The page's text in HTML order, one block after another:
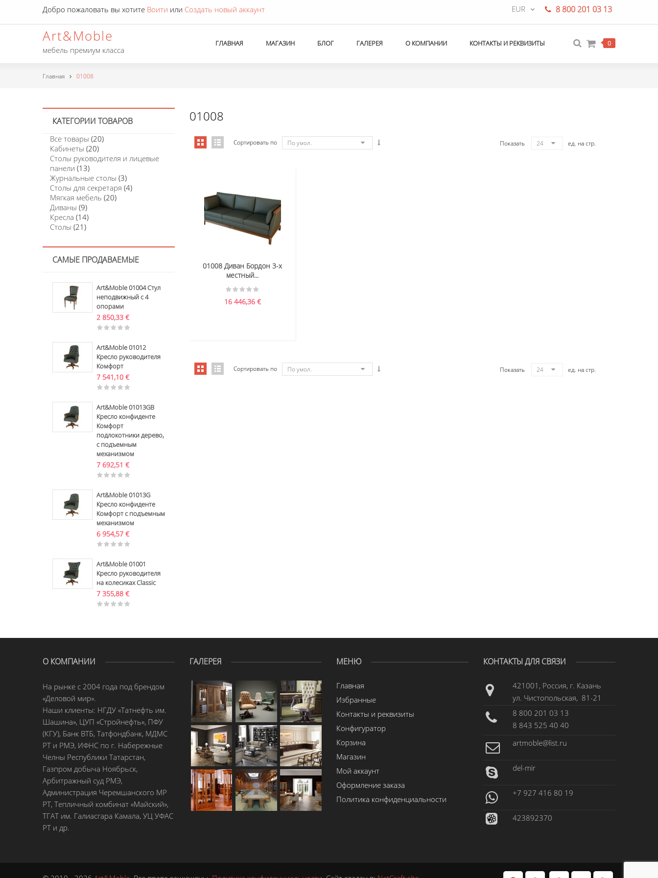
Добро пожаловать вы хотите Воити или Создать новый аккаунт 8 800 201 03 13
EUR
Art&Moble
мебель премиум класса
0
ГЛАВНАЯ МАГАЗИН БЛОГ ГАЛЕРЕЯ О КОМПАНИИ КОНТАКТЫ И РЕКВИЗИТЫ
Главная 01008
КАТЕГОРИИ ТОВАРОВ
Все товары (20)
Кабинеты (20)
Столы руководителя и лицевые
панели (13)
Журнальные столы (3)
Столы для секретаря (4)
Мягкая мебель (20)
Диваны (9)
Кресла (14)
Столы (21)
САМЫЕ ПРОДАВАЕМЫЕ
Art&Moble 01004 Стул
неподвижный с 4
опорами
2 850,33 €
Art&Moble 01012
Кресло руководителя
Комфорт
7 541,10 €
Art&Moble 01013GB
Кресло конфиденте
Комфорт
подлокотники дерево,
с подъемным
механизмом
7 692,51 €
Art&Moble 01013G
Кресло конфиденте
Комфорт с подъемным
механизмом
6 954,57 €
Art&Moble 01001
Кресло руководителя
на колесиках Classic
7 355,88 €
01008
Сортировать по По умол. Показать 24 ед. на стр.
01008 Диван Бордон 3-х
местный...
16 446,36 €
Сортировать по По умол. Показать 24 ед. на стр.
О КОМПАНИИ
На рынке с 2004 года под брендом
«Деловой мир».
Наши клиенты: НГДУ «Татнефть им.
Шашина», ЦУП «Стройнефть», ПФУ
(КГУ), Банк ВТБ, Татфондбанк, МДМС
РТ и РМЭ, ИФНС по г. Набережные
Челны Республики Татарстан,
Газпром добыча Ноябрьск,
Арбитражный суд РМЭ,
Администрация Черемшанского МР
РТ, Тепличный комбинат «Майский»,
ТГАТ им. Галиасгара Камала, УЦ УФАС
РТ и др.
ГАЛЕРЕЯ МЕНЮ
Главная
Избранные
Контакты и реквизиты
Конфигуратор
Корзина
Магазин
Мой аккаунт
Оформление заказа
Политика конфиденциальности
КОНТАКТЫ ДЛЯ СВЯЗИ
421001, Россия, г. Казань
ул. Чистопольская, 81-21
8 800 201 03 13
8 843 525 40 40
artmoble@list.ru
del-mir
+7 927 416 80 19
423892370